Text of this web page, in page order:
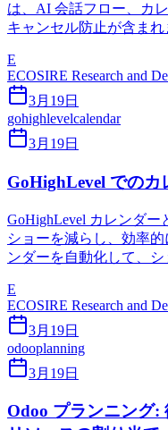
は、AI 会話フロー、カ
キャンセル防止が含まれ
E
ECOSIRE Research and
3月19日
gohighlevelcalendar
3月19日
GoHighLevel での
GoHighLevel カレンダ
ショーを減らし、効率
ンダーを自動化して、シ
E
ECOSIRE Research and
3月19日
odooplanning
3月19日
Odoo プランニング: